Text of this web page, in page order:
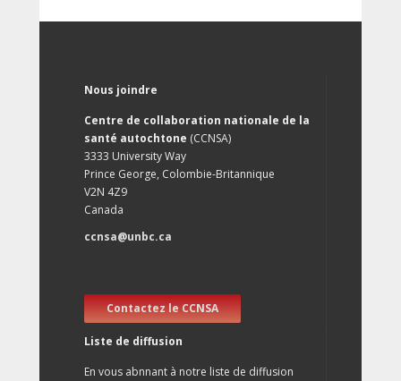
Nous joindre
Centre de collaboration nationale de la
santé autochtone (CCNSA)
3333 University Way
Prince George, Colombie-Britannique
V2N 4Z9
Canada
ccnsa@unbc.ca
Contactez le CCNSA
Liste de diffusion
En vous abnnant à notre liste de diffusion